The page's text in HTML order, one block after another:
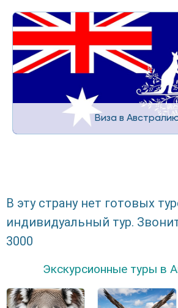
Виза в
В эту страну нет готовых
индивидуальный тур.
3000
Экскурсионные туры в